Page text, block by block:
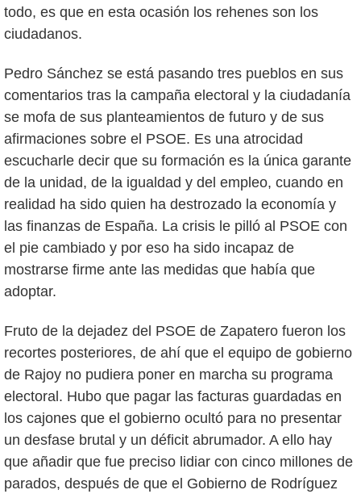
todo, es que en esta ocasión los rehenes son los
ciudadanos.
Pedro Sánchez se está pasando tres pueblos en sus
comentarios tras la campaña electoral y la ciudadanía
se mofa de sus planteamientos de futuro y de sus
afirmaciones sobre el PSOE. Es una atrocidad
escucharle decir que su formación es la única garante
de la unidad, de la igualdad y del empleo, cuando en
realidad ha sido quien ha destrozado la economía y
las finanzas de España. La crisis le pilló al PSOE con
el pie cambiado y por eso ha sido incapaz de
mostrarse firme ante las medidas que había que
adoptar.
Fruto de la dejadez del PSOE de Zapatero fueron los
recortes posteriores, de ahí que el equipo de gobierno
de Rajoy no pudiera poner en marcha su programa
electoral. Hubo que pagar las facturas guardadas en
los cajones que el gobierno ocultó para no presentar
un desfase brutal y un déficit abrumador. A ello hay
que añadir que fue preciso lidiar con cinco millones de
parados, después de que el Gobierno de Rodríguez